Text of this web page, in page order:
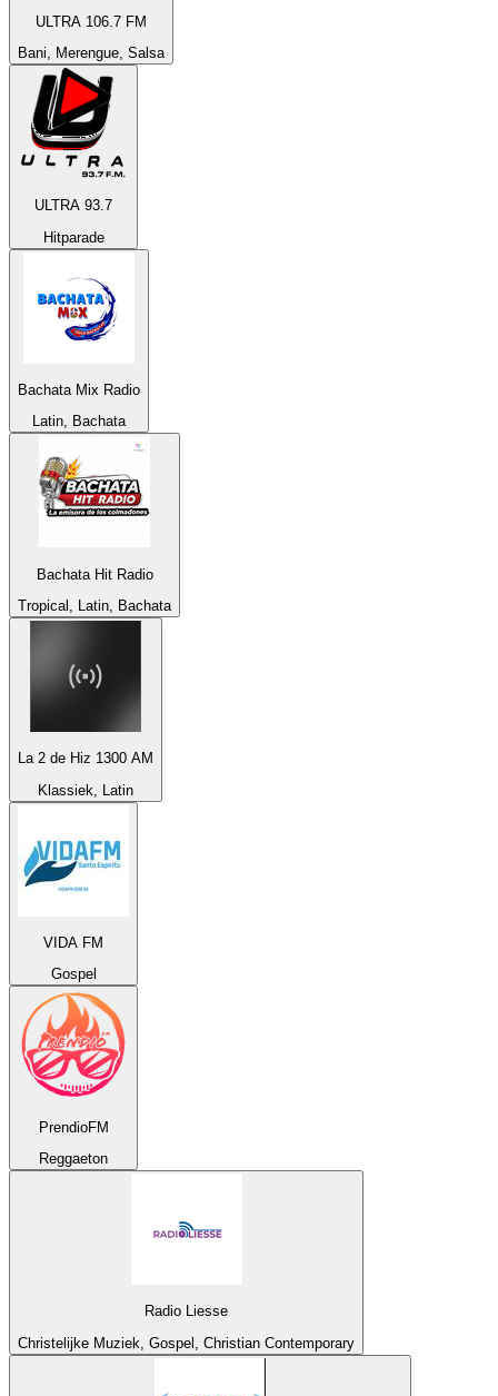
ULTRA 106.7 FM
Bani, Merengue, Salsa
ULTRA 93.7
Hitparade
Bachata Mix Radio
Latin, Bachata
Bachata Hit Radio
Tropical, Latin, Bachata
La 2 de Hiz 1300 AM
Klassiek, Latin
VIDA FM
Gospel
PrendioFM
Reggaeton
Radio Liesse
Christelijke Muziek, Gospel, Christian Contemporary